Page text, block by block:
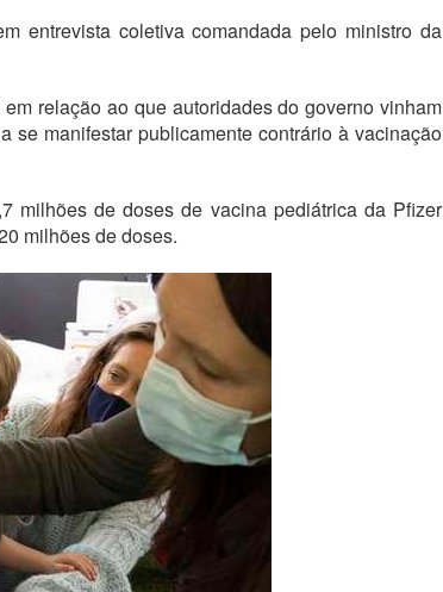
entrevista coletiva comandada pelo ministro da
relação ao que autoridades do governo vinham
se manifestar publicamente contrário à vacinação
milhões de doses de vacina pediátrica da Pfizer
milhões de doses.